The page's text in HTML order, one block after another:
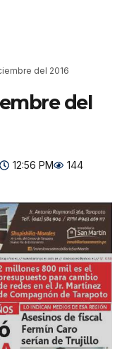
del 2016
del
12:56 PM 144